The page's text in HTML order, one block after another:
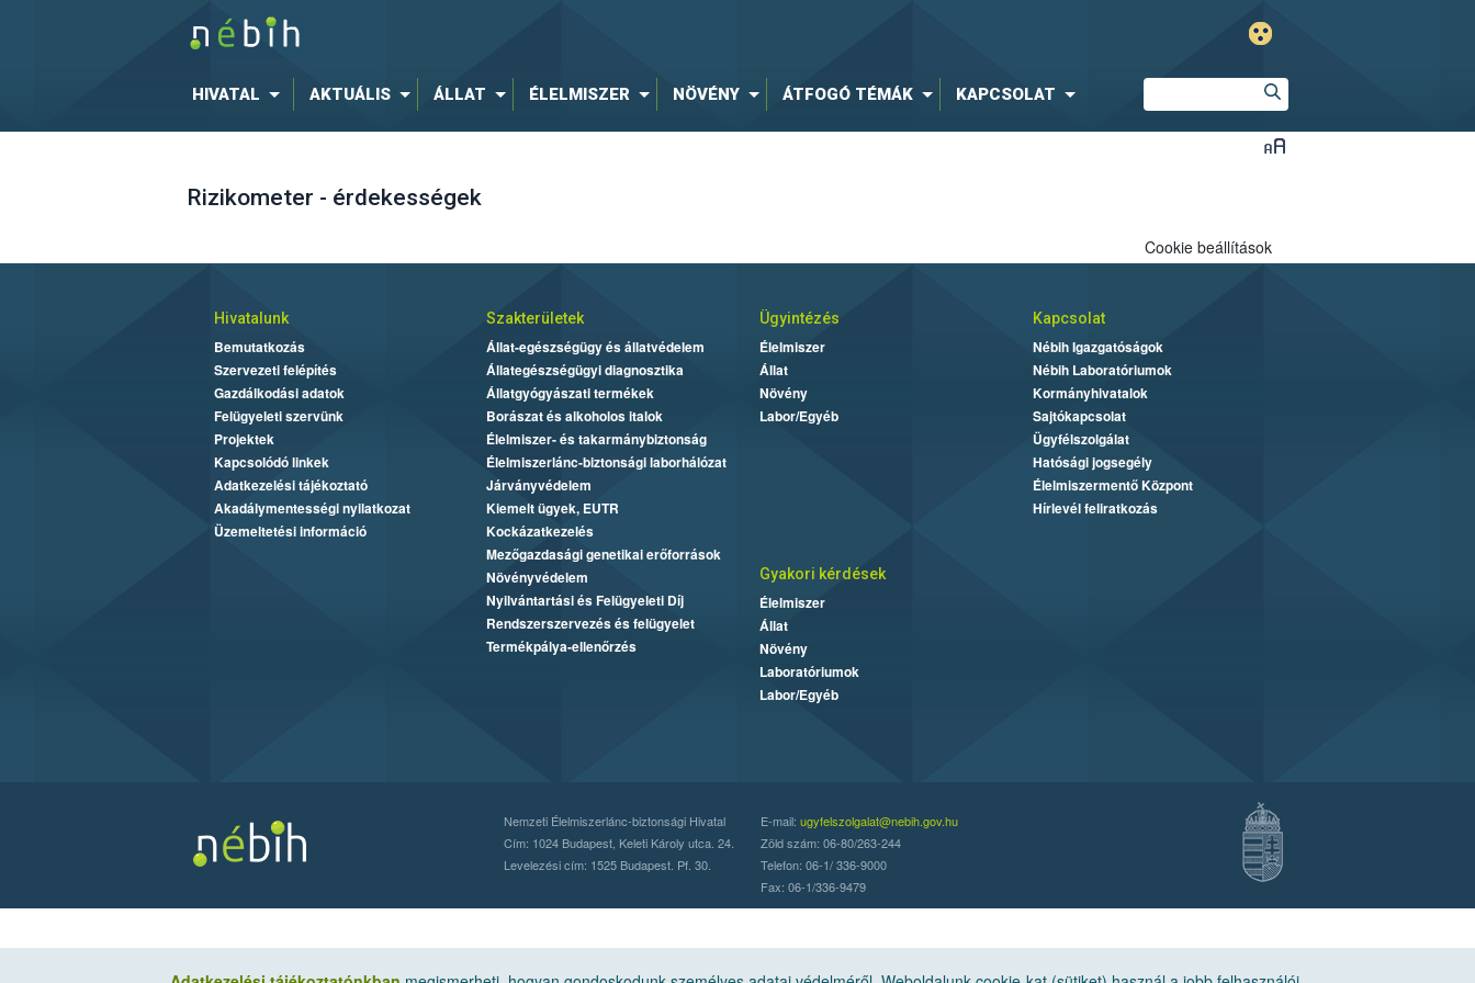
HIVATAL AKTUÁLIS ÁLLAT ÉLELMISZER NÖVÉNY ÁTFOGÓ TÉMÁK KAPCSOLAT
Rizikometer - érdekességek
Cookie beállítások
Hivatalunk
Bemutatkozás
Szervezeti felépítés
Gazdálkodási adatok
Felügyeleti szervünk
Projektek
Kapcsolódó linkek
Adatkezelési tájékoztató
Akadálymentességi nyilatkozat
Üzemeltetési információ
Szakterületek
Állat-egészségügy és állatvédelem
Állategészségügyi diagnosztika
Állatgyógyászati termékek
Borászat és alkoholos italok
Élelmiszer- és takarmánybiztonság
Élelmiszerlánc-biztonsági laborhálózat
Járványvédelem
Kiemelt ügyek, EUTR
Kockázatkezelés
Mezőgazdasági genetikai erőforrások
Növényvédelem
Nyilvántartási és Felügyeleti Díj
Rendszerszervezés és felügyelet
Termékpálya-ellenőrzés
Ügyintézés
Élelmiszer
Állat
Növény
Labor/Egyéb
Kapcsolat
Nébih Igazgatóságok
Nébih Laboratóriumok
Kormányhivatalok
Sajtókapcsolat
Ügyfélszolgálat
Hatósági jogsegély
Élelmiszermentő Központ
Hírlevél feliratkozás
Gyakori kérdések
Élelmiszer
Állat
Növény
Laboratóriumok
Labor/Egyéb
Nemzeti Élelmiszerlánc-biztonsági Hivatal
Cím: 1024 Budapest, Keleti Károly utca. 24.
Levelezési cím: 1525 Budapest. Pf. 30.
E-mail:ugyfelszolgalat@nebih.gov.hu
Zöld szám: 06-80/263-244
Telefon: 06-1/ 336-9000
Fax: 06-1/336-9479